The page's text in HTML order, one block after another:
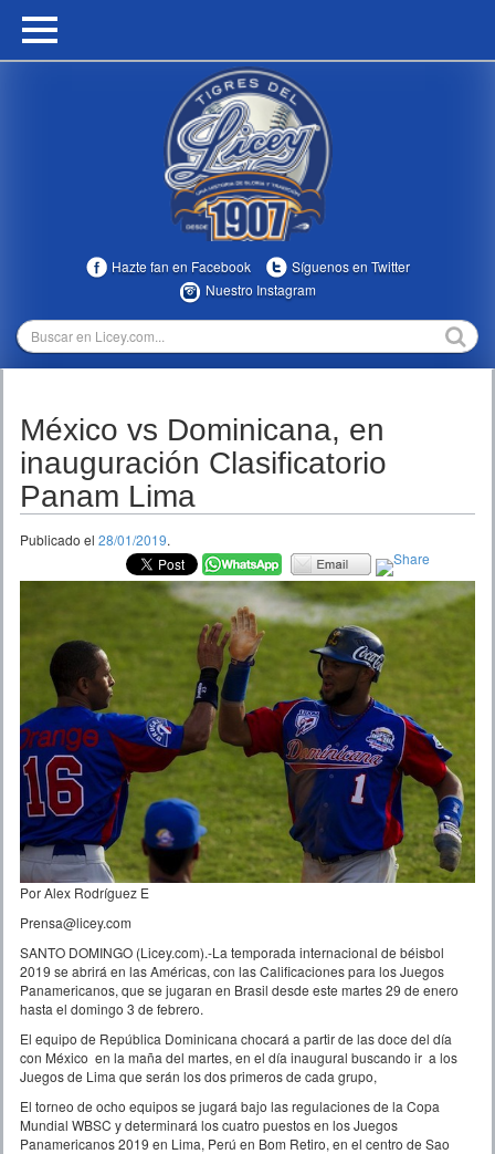
HOME
MULTIMEDIA
TEMPORADAS
Hazte fan en Facebook
Síguenos en Twitter
Nuestro Instagram
México vs Dominicana, en
inauguración Clasificatorio
Panam Lima
Publicado el 28/01/2019.
Por Alex Rodríguez E
Prensa@licey.com
SANTO DOMINGO (Licey.com).-La temporada internacional de béisbol
2019 se abrirá en las Américas, con las Calificaciones para los Juegos
Panamericanos, que se jugaran en Brasil desde este martes 29 de enero
hasta el domingo 3 de febrero.
El equipo de República Dominicana chocará a partir de las doce del día
con México en la maña del martes, en el día inaugural buscando ir a los
Juegos de Lima que serán los dos primeros de cada grupo,
El torneo de ocho equipos se jugará bajo las regulaciones de la Copa
Mundial WBSC y determinará los cuatro puestos en los Juegos
Panamericanos 2019 en Lima, Perú en Bom Retiro, en el centro de Sao